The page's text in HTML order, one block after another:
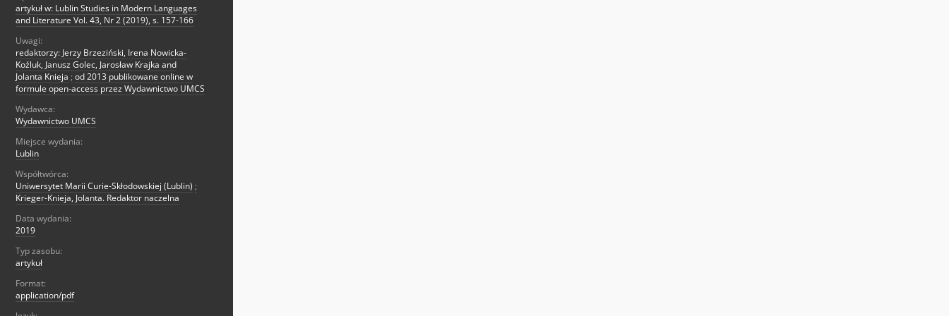
artykuł w: Lublin Studies in Modern Languages
and Literature Vol. 43, Nr 2 (2019), s. 157-166
Uwagi:
redaktorzy: Jerzy Brzeziński, Irena Nowicka-
Koźluk, Janusz Golec, Jarosław Krajka and
Jolanta Knieja ; od 2013 publikowane online w
formule open-access przez Wydawnictwo UMCS
Wydawca:
Wydawnictwo UMCS
Miejsce wydania:
Lublin
Współtwórca:
Uniwersytet Marii Curie-Skłodowskiej (Lublin) ;
Krieger-Knieja, Jolanta. Redaktor naczelna
Data wydania:
2019
Typ zasobu:
artykuł
Format:
application/pdf